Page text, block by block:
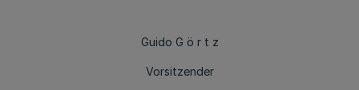
Guido G ö r t z
Vorsitzender